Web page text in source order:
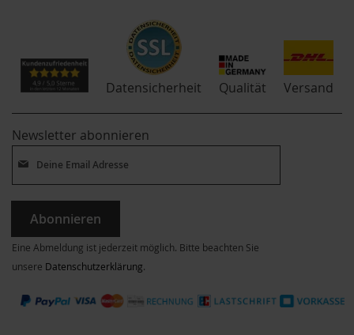
Datensicherheit Qualität Versand
Newsletter abonnieren
Abonnieren
Eine Abmeldung ist jederzeit möglich. Bitte beachten Sie
unsere Datenschutzerklärung.